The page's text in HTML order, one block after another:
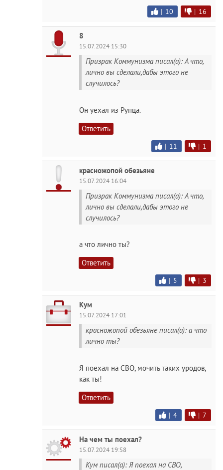
| 10 | 16
8
15.07.2024 15:30
Призрак Коммунизма писал(а): А что,
лично вы сделали,дабы этого не
случилось?
Он уехал из Рупца.
Ответить
| 11 | 1
красножoпoй обезьяне
15.07.2024 16:04
Призрак Коммунизма писал(а): А что,
лично вы сделали,дабы этого не
случилось?
а что лично ты?
Ответить
| 5 | 3
Кум
15.07.2024 17:01
красножoпoй обезьяне писал(а): а что
лично ты?
Я поехал на СВО, мочить таких уродов,
как ты!
Ответить
| 4 | 7
На чем ты поехал?
15.07.2024 19:58
Кум писал(а): Я поехал на СВО,